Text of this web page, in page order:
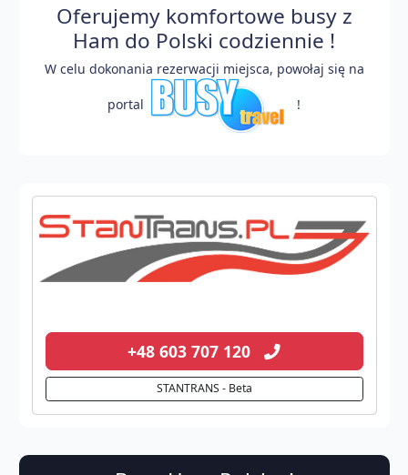
Oferujemy komfortowe busy z
Ham do Polski codziennie !
W celu dokonania rezerwacji miejsca, powołaj się na
portal !
+48 603 707 120
STANTRANS - Beta